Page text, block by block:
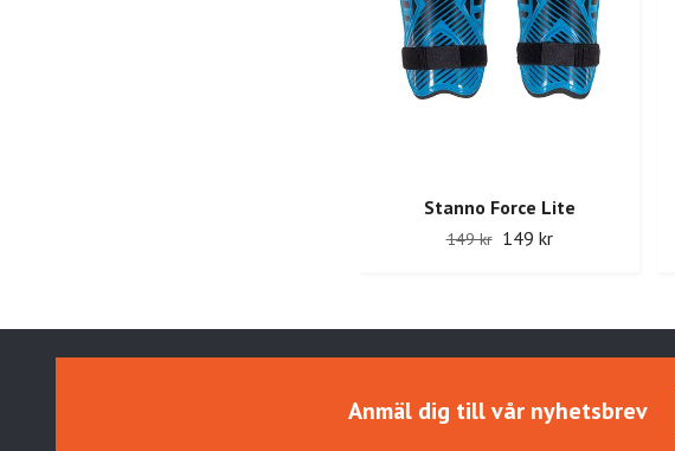
Stanno Force Lite
149 kr 149 kr
Anmäl dig till vår nyhetsbrev